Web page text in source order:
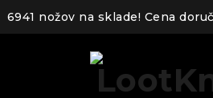
6941 nožov na sklade! Cena